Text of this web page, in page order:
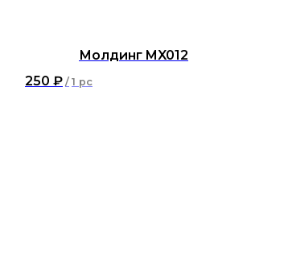
Молдинг MX012
250 ₽ / 1 pc